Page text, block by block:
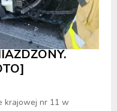
krajowej nr 11 w